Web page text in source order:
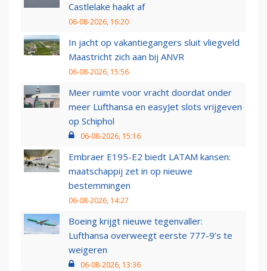
Castlelake haakt af
06-08-2026, 16:20
In jacht op vakantiegangers sluit vliegveld
Maastricht zich aan bij ANVR
06-08-2026, 15:56
Meer ruimte voor vracht doordat onder
meer Lufthansa en easyJet slots vrijgeven
op Schiphol
06-08-2026, 15:16
Embraer E195-E2 biedt LATAM kansen:
maatschappij zet in op nieuwe
bestemmingen
06-08-2026, 14:27
Boeing krijgt nieuwe tegenvaller:
Lufthansa overweegt eerste 777-9’s te
weigeren
06-08-2026, 13:36